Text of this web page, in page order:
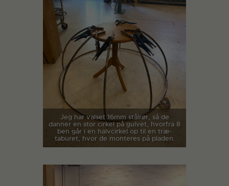
Jeg har valset 16mm stålrør, så de
danner en stor cirkel på gulvet, hvorfra 8
ben går i en halvcirkel op til en træ-
taburet, hvor de monteres på pladen.